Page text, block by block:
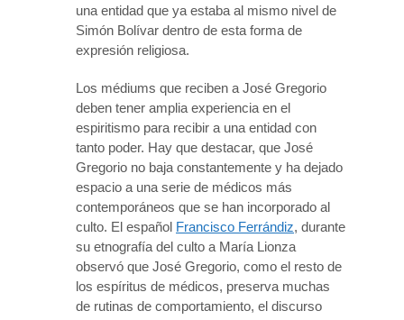
una entidad que ya estaba al mismo nivel de
Simón Bolívar dentro de esta forma de
expresión religiosa.
Los médiums que reciben a José Gregorio
deben tener amplia experiencia en el
espiritismo para recibir a una entidad con
tanto poder. Hay que destacar, que José
Gregorio no baja constantemente y ha dejado
espacio a una serie de médicos más
contemporáneos que se han incorporado al
culto. El español Francisco Ferrándiz, durante
su etnografía del culto a María Lionza
observó que José Gregorio, como el resto de
los espíritus de médicos, preserva muchas
de rutinas de comportamiento, el discurso